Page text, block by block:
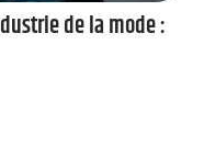
de la mode :